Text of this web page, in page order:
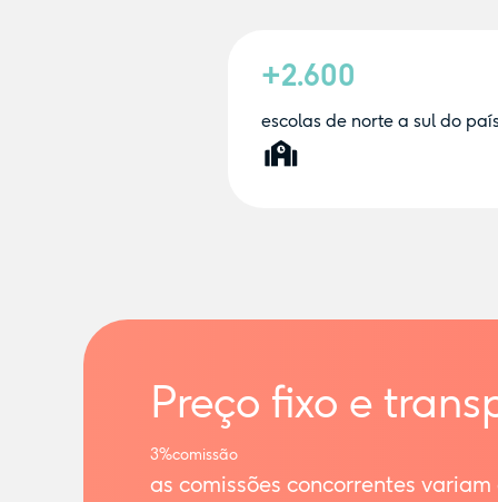
+2.600
escolas de norte a sul do
Preço fixo e
3%comissão
as comissões concorrentes variam